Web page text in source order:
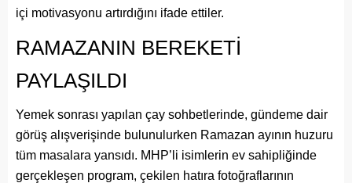
içi motivasyonu artırdığını ifade ettiler.
RAMAZANIN BEREKETİ
PAYLAŞILDI
Yemek sonrası yapılan çay sohbetlerinde, gündeme dair
görüş alışverişinde bulunulurken Ramazan ayının huzuru
tüm masalara yansıdı. MHP’li isimlerin ev sahipliğinde
gerçekleşen program, çekilen hatıra fotoğraflarının